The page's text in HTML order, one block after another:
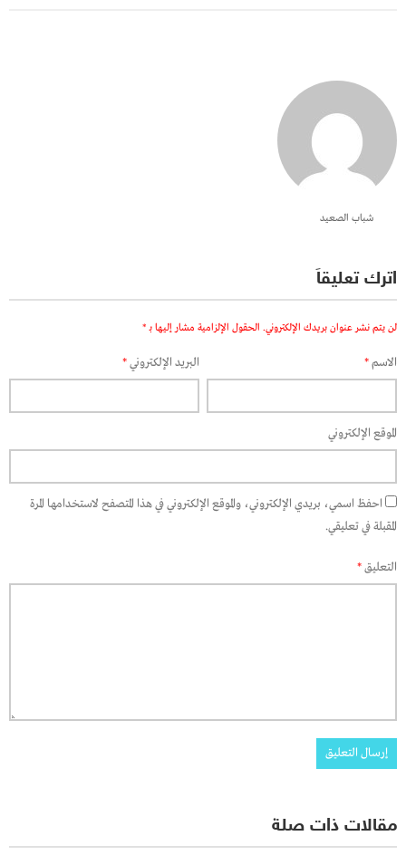
شباب الصعيد
اترك تعليقاً
لن يتم نشر عنوان بريدك الإلكتروني. الحقول الإلزامية مشار إليها بـ *
الاسم* البريد الإلكتروني*
الموقع الإلكتروني
احفظ اسمي، بريدي الإلكتروني، والموقع الإلكتروني في هذا المتصفح لاستخدامها المرة
المقبلة في تعليقي.
التعليق*
مقالات ذات صلة